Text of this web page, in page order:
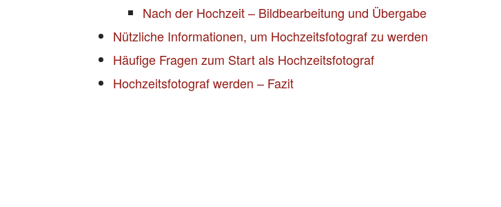
Nach der Hochzeit – Bildbearbeitung und Übergabe
Nützliche Informationen, um Hochzeitsfotograf zu werden
Häufige Fragen zum Start als Hochzeitsfotograf
Hochzeitsfotograf werden – Fazit